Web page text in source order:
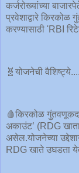
कर्जरोख्यांच्या
प्रवेशाद्वारे किरकोळ
करण्यासाठी 'RBI
🧬योजनेची वैशिष्ट्ये....
🩸किरकोळ
अकाउंट’ (RDG
असेल.योजनेच्या
RDG खाते उघडता